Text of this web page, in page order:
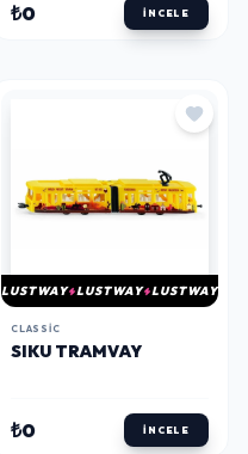
₺0 İNCELE
LUSTWAY LUSTWAY LUSTWAY
CLASSIC
SIKU TRAMVAY
₺0 İNCELE